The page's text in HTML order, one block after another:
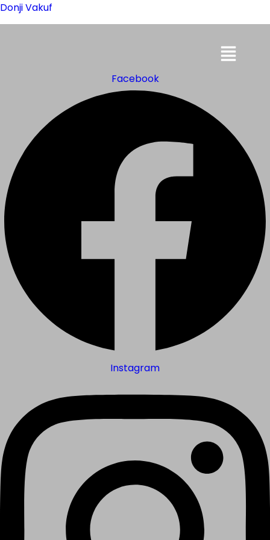
Donji Vakuf
Menu
Facebook
Instagram